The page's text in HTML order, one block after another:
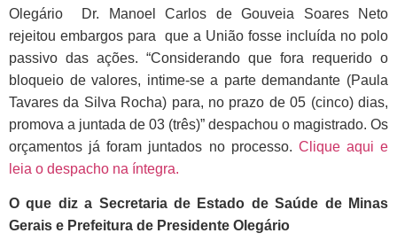
Olegário Dr. Manoel Carlos de Gouveia Soares Neto
rejeitou embargos para que a União fosse incluída no polo
passivo das ações. “Considerando que fora requerido o
bloqueio de valores, intime-se a parte demandante (Paula
Tavares da Silva Rocha) para, no prazo de 05 (cinco) dias,
promova a juntada de 03 (três)” despachou o magistrado. Os
orçamentos já foram juntados no processo. Clique aqui e
leia o despacho na íntegra.
O que diz a Secretaria de Estado de Saúde de Minas
Gerais e Prefeitura de Presidente Olegário